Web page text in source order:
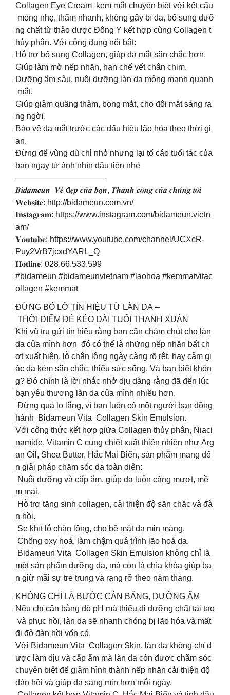
Collagen Eye Cream kem mắt chuyên biệt với kết cấu
mỏng nhẹ, thấm nhanh, không gây bí da, bổ sung dưỡ
ng chất từ thảo dược Đông Y kết hợp cùng Collagen t
hủy phân. Với công dụng nổi bật:
Hỗ trợ bổ sung Collagen, giúp da mắt săn chắc hơn.
Giúp làm mờ nếp nhăn, hạn chế vết chân chim.
Dưỡng ẩm sâu, nuôi dưỡng làn da mỏng manh quanh
mắt.
Giúp giảm quầng thâm, bọng mắt, cho đôi mắt sáng rạ
ng ngời.
Bảo vệ da mắt trước các dấu hiệu lão hóa theo thời gi
an.
Đừng để vùng dù chỉ nhỏ nhưng lại tố cáo tuổi tác của
bạn ngay từ ánh nhìn đầu tiên nhé
———————————
𝑩𝒊𝒅𝒂𝒎𝒆𝒖𝒏 𝑽𝒆̉ đ𝒆̣𝒑 𝒄𝒖̉𝒂 𝒃𝒂̣𝒏, 𝑻𝒉𝒂̀𝒏𝒉 𝒄𝒐̂𝒏𝒈 𝒄𝒖̉𝒂 𝒄𝒉𝒖́𝒏𝒈 𝒕𝒐̂𝒊
𝐖𝐞𝐛𝐬𝐢𝐭𝐞: http://bidameun.com.vn/
𝐈𝐧𝐬𝐭𝐚𝐠𝐫𝐚𝐦: https://www.instagram.com/bidameun.vietn
am/
𝐘𝐨𝐮𝐭𝐮𝐛𝐞: https://www.youtube.com/channel/UCXcR-
Puy2VrB7jcxdYARL_Q
𝐇𝐨𝐭𝐥𝐢𝐧𝐞: 028.66.533.599
#bidameun #bidameunvietnam #laohoa #kemmatvitac
ollagen #kemmat
ĐỪNG BỎ LỠ TÍN HIỆU TỪ LÀN DA –
THỜI ĐIỂM ĐỂ KÉO DÀI TUỔI THANH XUÂN
Khi vũ trụ gửi tín hiệu rằng bạn cần chăm chút cho làn
da của mình hơn đó có thể là những nếp nhăn bất ch
ợt xuất hiện, lỗ chân lông ngày càng rõ rệt, hay cảm gi
ác da kém săn chắc, thiếu sức sống. Và bạn biết khôn
g? Đó chính là lời nhắc nhở dịu dàng rằng đã đến lúc
bạn yêu thương làn da của mình nhiều hơn.
Đừng quá lo lắng, vì bạn luôn có một người bạn đồng
hành Bidameun Vita Collagen Skin Emulsion.
Với công thức kết hợp giữa Collagen thủy phân, Niaci
namide, Vitamin C cùng chiết xuất thiên nhiên như Arg
an Oil, Shea Butter, Hắc Mai Biển, sản phẩm mang đế
n giải pháp chăm sóc da toàn diện:
Nuôi dưỡng và cấp ẩm, giúp da luôn căng mượt, mề
m mại.
Hỗ trợ tăng sinh collagen, cải thiện độ săn chắc và đà
n hồi.
Se khít lỗ chân lông, cho bề mặt da mịn màng.
Chống oxy hoá, làm chậm quá trình lão hoá da.
Bidameun Vita Collagen Skin Emulsion không chỉ là
một sản phẩm dưỡng da, mà còn là chìa khóa giúp bạ
n giữ mãi sự trẻ trung và rạng rỡ theo năm tháng.
KHÔNG CHỈ LÀ BƯỚC CÂN BẰNG, DƯỠNG ẨM
Nếu chỉ cân bằng độ pH mà thiếu đi dưỡng chất tái tạo
và phục hồi, làn da sẽ nhanh chóng bị lão hóa và mất
đi độ đàn hồi vốn có.
Với Bidameun Vita Collagen Skin, làn da không chỉ đ
ược làm dịu và cấp ẩm mà làn da còn được chăm sóc
chuyên biệt để giảm hình thành nếp nhăn cải thiện độ
đàn hồi và giúp da sáng mịn hơn mỗi ngày.